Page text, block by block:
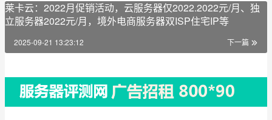
莱卡云：2022月促销活动，云服务器仅2022.2022元/月、独
立服务器2022元/月，境外电商服务器双ISP住宅IP等
下一篇
2025-09-21 13:23:12